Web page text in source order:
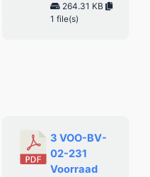
264.31 KB
1 file(s)
3 VOO-BV-
02-231
Voorraad